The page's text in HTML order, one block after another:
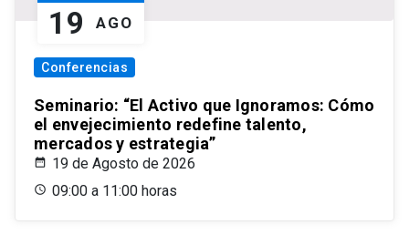
19 AGO
Conferencias
Seminario: “El Activo que Ignoramos: Cómo
el envejecimiento redefine talento,
mercados y estrategia”
19 de Agosto de 2026
09:00 a 11:00 horas